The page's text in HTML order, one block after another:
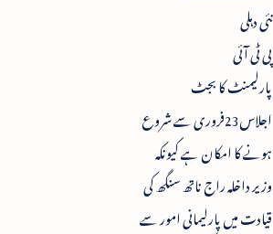
نئی دہلی
پی ٹی آئی
پارلیمنٹ کا بجٹ
اجلاس23فروری سے شروع
ہونے کا امکان ہے کیونکہ
وزیر داخلہ راج ناتھ سنگھ کی
قیادت میں پارلیمانی امور سے